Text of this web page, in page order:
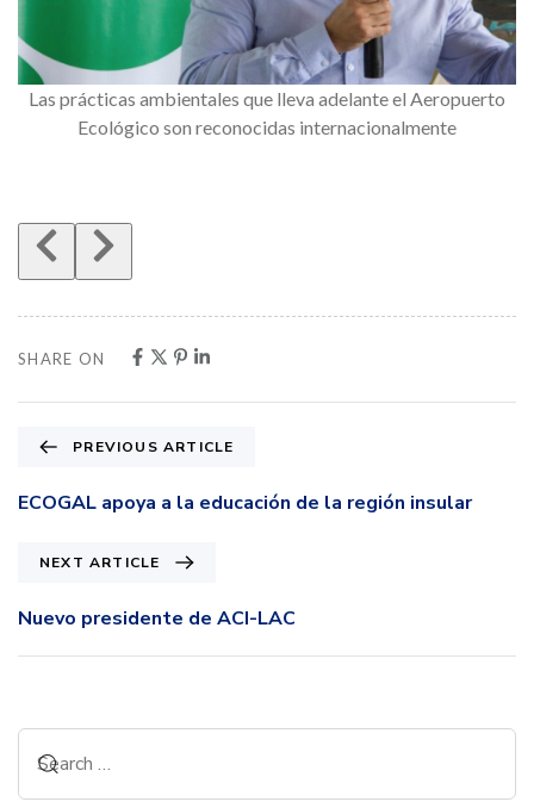
Las prácticas ambientales que lleva adelante el Aeropuerto
Ecológico son reconocidas internacionalmente
SHARE ON
PREVIOUS ARTICLE
ECOGAL apoya a la educación de la región insular
NEXT ARTICLE
Nuevo presidente de ACI-LAC